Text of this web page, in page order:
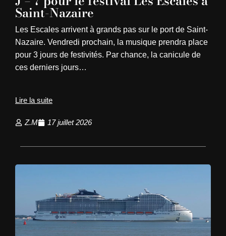
Saint-Nazaire
Les Escales arrivent à grands pas sur le port de Saint-
Nazaire. Vendredi prochain, la musique prendra place
pour 3 jours de festivités. Par chance, la canicule de
ces derniers jours…
Lire la suite
Z.M 17 juillet 2026